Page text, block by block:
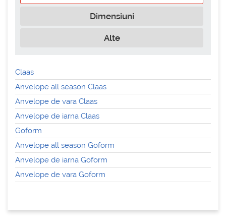
Dimensiuni
Alte
Claas
Anvelope all season Claas
Anvelope de vara Claas
Anvelope de iarna Claas
Goform
Anvelope all season Goform
Anvelope de iarna Goform
Anvelope de vara Goform